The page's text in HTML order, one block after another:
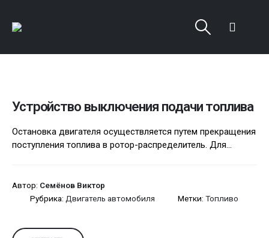
Устройство выключения подачи топлива
Остановка двигателя осуществляется путем прекращения
поступления топлива в ротор-распределитель. Для...
Автор: Семёнов Виктор
Рубрика: Двигатель автомобиля Метки: Топливо